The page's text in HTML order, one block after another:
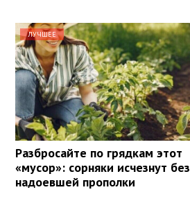
ЛУЧШЕЕ
Разбросайте по грядкам этот
«мусор»: сорняки исчезнут без
надоевшей прополки